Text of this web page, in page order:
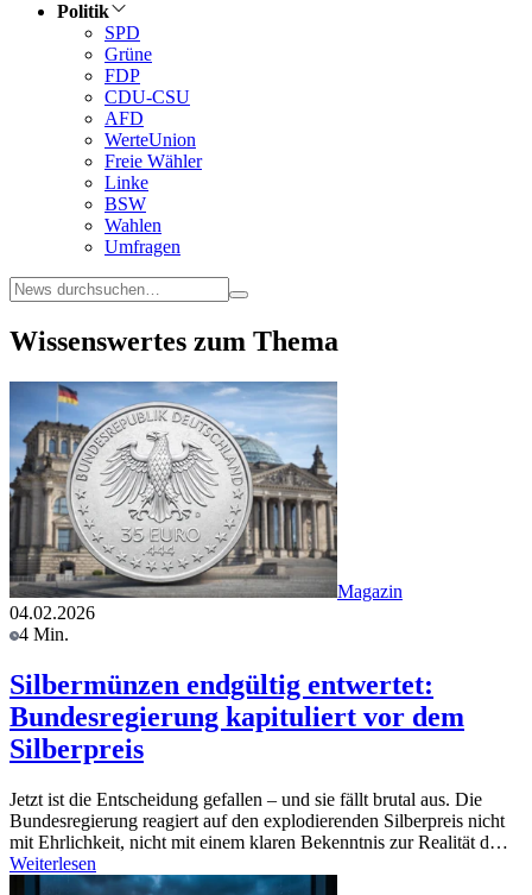
Politik
SPD
Grüne
FDP
CDU-CSU
AFD
WerteUnion
Freie Wähler
Linke
BSW
Wahlen
Umfragen
Wissenswertes zum Thema
Magazin
04.02.2026
4 Min.
Silbermünzen endgültig entwertet:
Bundesregierung kapituliert vor dem
Silberpreis
Jetzt ist die Entscheidung gefallen – und sie fällt brutal aus. Die
Bundesregierung reagiert auf den explodierenden Silberpreis nicht
mit Ehrlichkeit, nicht mit einem klaren Bekenntnis zur Realität d…
Weiterlesen